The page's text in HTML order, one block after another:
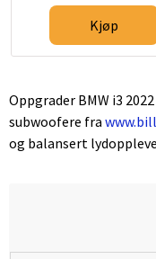
Kjøp
Oppgrader BMW i3
subwoofere fra
og balansert